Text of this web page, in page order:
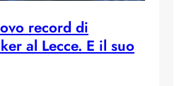
record di
al Lecce. E il suo